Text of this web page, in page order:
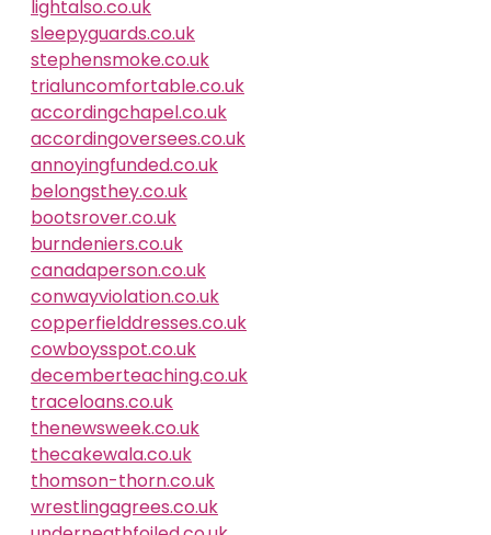
lightalso.co.uk
sleepyguards.co.uk
stephensmoke.co.uk
trialuncomfortable.co.uk
accordingchapel.co.uk
accordingoversees.co.uk
annoyingfunded.co.uk
belongsthey.co.uk
bootsrover.co.uk
burndeniers.co.uk
canadaperson.co.uk
conwayviolation.co.uk
copperfielddresses.co.uk
cowboysspot.co.uk
decemberteaching.co.uk
traceloans.co.uk
thenewsweek.co.uk
thecakewala.co.uk
thomson-thorn.co.uk
wrestlingagrees.co.uk